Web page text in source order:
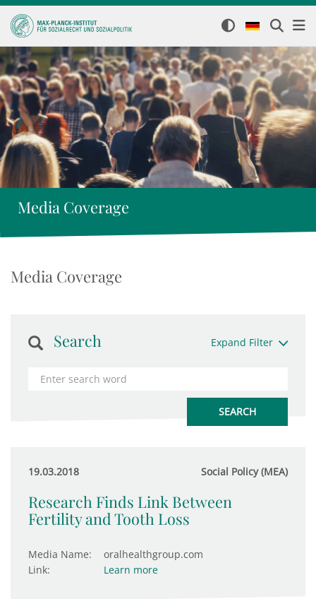
Media Coverage
Media Coverage
Search Expand Filter
19.03.2018 Social Policy (MEA)
Research Finds Link Between
Fertility and Tooth Loss
Media Name:
oralhealthgroup.com
Link:
Learn more